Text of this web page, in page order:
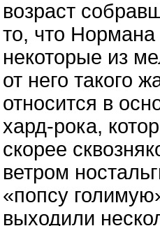
возраст
то, что
некоторые из
от него такого
относится в
хард-рока,
скорее
ветром
«попсу
выходили